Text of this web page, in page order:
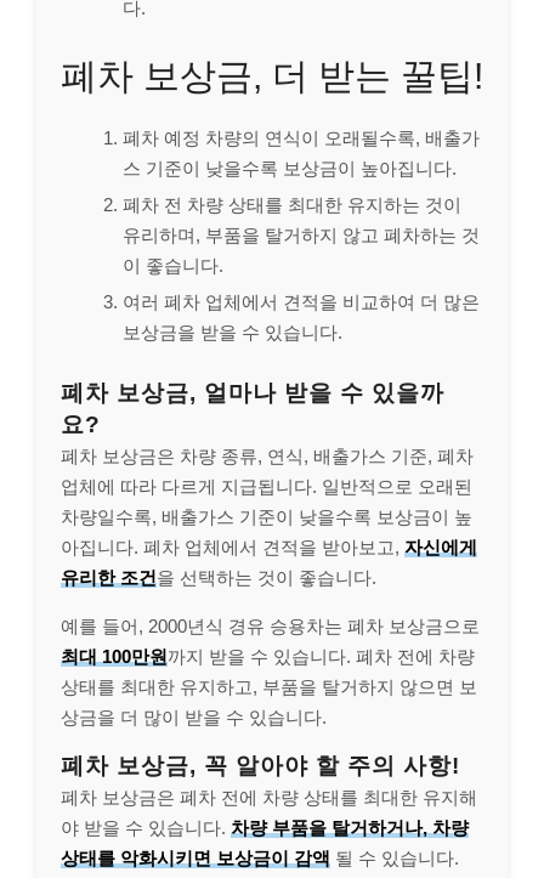
다.
폐차 보상금, 더 받는 꿀팁!
폐차 예정 차량의 연식이 오래될수록, 배출가
스 기준이 낮을수록 보상금이 높아집니다.
폐차 전 차량 상태를 최대한 유지하는 것이
유리하며, 부품을 탈거하지 않고 폐차하는 것
이 좋습니다.
여러 폐차 업체에서 견적을 비교하여 더 많은
보상금을 받을 수 있습니다.
폐차 보상금, 얼마나 받을 수 있을까
요?
폐차 보상금은 차량 종류, 연식, 배출가스 기준, 폐차
업체에 따라 다르게 지급됩니다. 일반적으로 오래된
차량일수록, 배출가스 기준이 낮을수록 보상금이 높
아집니다. 폐차 업체에서 견적을 받아보고, 자신에게
유리한 조건을 선택하는 것이 좋습니다.
예를 들어, 2000년식 경유 승용차는 폐차 보상금으로
최대 100만원까지 받을 수 있습니다. 폐차 전에 차량
상태를 최대한 유지하고, 부품을 탈거하지 않으면 보
상금을 더 많이 받을 수 있습니다.
폐차 보상금, 꼭 알아야 할 주의 사항!
폐차 보상금은 폐차 전에 차량 상태를 최대한 유지해
야 받을 수 있습니다. 차량 부품을 탈거하거나, 차량
상태를 악화시키면 보상금이 감액 될 수 있습니다.